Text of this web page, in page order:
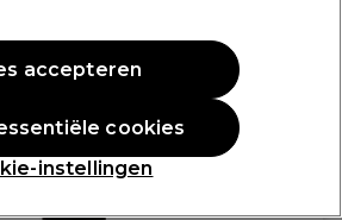
instellingen
cookies
accepteren